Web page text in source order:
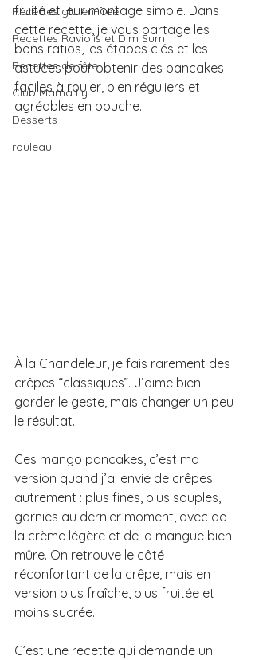
Recettes gluten-free
Recettes Raviolis et Dim Sum
Recettes de fête
Club Mama Ly
Desserts
rouleau
fruité et leur montage simple. Dans
cette recette, je vous partage les
bons ratios, les étapes clés et les
astuces pour obtenir des pancakes
faciles à rouler, bien réguliers et
agréables en bouche.
À la Chandeleur, je fais rarement des
crêpes “classiques”. J’aime bien
garder le geste, mais changer un peu
le résultat.
Ces mango pancakes, c’est ma
version quand j’ai envie de crêpes
autrement : plus fines, plus souples,
garnies au dernier moment, avec de
la crème légère et de la mangue bien
mûre. On retrouve le côté
réconfortant de la crêpe, mais en
version plus fraîche, plus fruitée et
moins sucrée.
C’est une recette qui demande un